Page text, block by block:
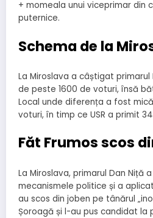
+ momeala unui viceprimar din
puternice.
Schema de la
La Miroslava a câștigat
de peste 1600 de voturi, însă
Local unde diferența a fost
voturi, în timp ce USR a primit
Făt Frumos scos
La Miroslava, primarul Dan Niță
mecanismele politice și a
au scos din joben pe tânărul
Șoroagă și l-au pus candidat la